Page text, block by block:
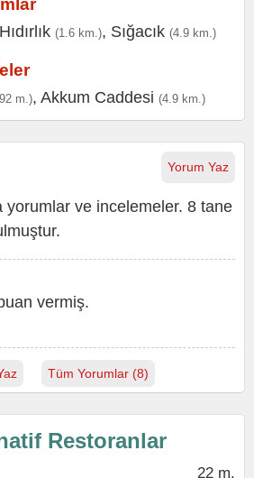
Hıdırlık (1.6 km.), Sığacık (4.9 km.)
m.), Akkum Caddesi (4.9 km.)
Yorum Yaz
yorumlar ve incelemeler. 8 tane
vermiş.
Tüm Yorumlar (8)
Restoranlar
22 m.